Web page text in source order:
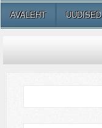
AVALEHT UUDISED